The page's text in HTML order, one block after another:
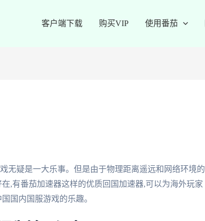
客户端下载 购买VIP 使用番茄
无疑是一大乐事。但是由于物理距离遥远和网络环境的
,有番茄加速器这样的优质回国加速器,可以为海外玩家
国内国服游戏的乐趣。